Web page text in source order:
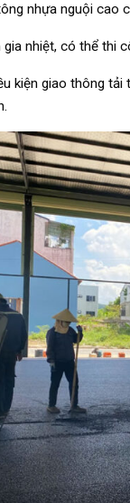
nhựa nguội cao
nhiệt, có thể thi
kiện giao thông